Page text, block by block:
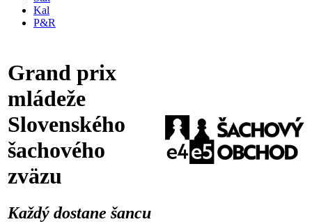
Kal
P&R
Grand prix
mládeže
Slovenského
šachového
zväzu
Každý dostane šancu